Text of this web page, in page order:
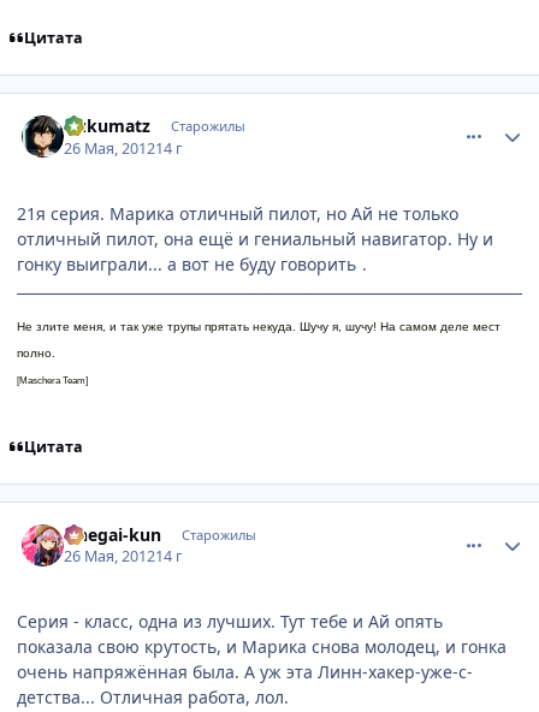
Цитата
Gukumatz Старожилы
26 Мая, 201214 г
21я серия. Марика отличный пилот, но Ай не только
отличный пилот, она ещё и гениальный навигатор. Ну и
гонку выиграли... а вот не буду говорить .
Не злите меня, и так уже трупы прятать некуда. Шучу я, шучу! На самом деле мест
полно.
[Maschera Team]
Цитата
Onegai-kun Старожилы
26 Мая, 201214 г
Серия - класс, одна из лучших. Тут тебе и Ай опять
показала свою крутость, и Марика снова молодец, и гонка
очень напряжённая была. А уж эта Линн-хакер-уже-с-
детства... Отличная работа, лол.